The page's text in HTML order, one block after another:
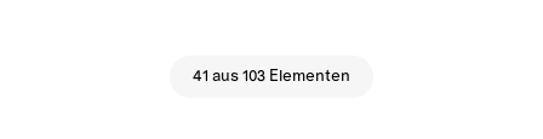
41 aus 103 Elementen